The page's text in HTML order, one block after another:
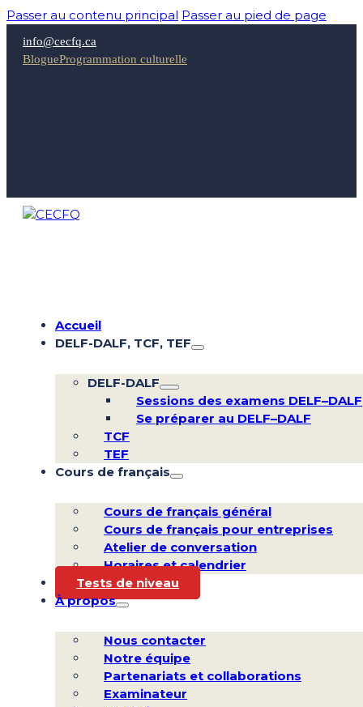
Passer au contenu principal Passer au pied de page
info@cecfq.ca
BlogueProgrammation culturelle
Accueil
DELF-DALF, TCF, TEF
DELF-DALF
Sessions des examens DELF–DALF
Se préparer au DELF–DALF
TCF
TEF
Cours de français
Cours de français général
Cours de français pour entreprises
Atelier de conversation
Horaires et calendrier
Tests de niveau
À propos
Nous contacter
Notre équipe
Partenariats et collaborations
Examinateur